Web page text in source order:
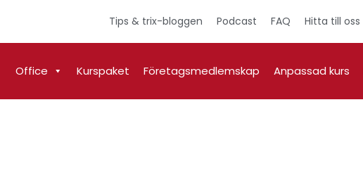
Tips & trix-bloggen Podcast FAQ Hitta till oss
Office Kurspaket Företagsmedlemskap Anpassad kurs